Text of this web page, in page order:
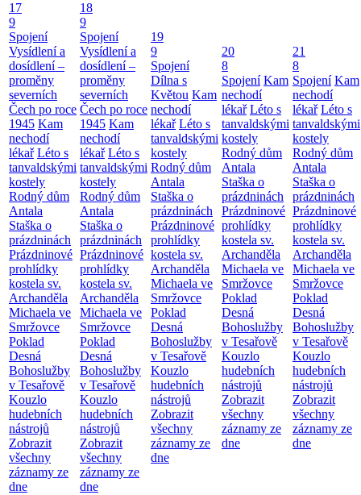
17
9
Spojení
Vysídlení a
dosídlení –
proměny
severních
Čech po roce
1945 Kam
nechodí
lékař Léto s
tanvaldskými
kostely
Rodný dům
Antala
Staška o
prázdninách
Prázdninové
prohlídky
kostela sv.
Archanděla
Michaela ve
Smržovce
Poklad
Desná
Bohoslužby
v Tesařově
Kouzlo
hudebních
nástrojů
Zobrazit
všechny
záznamy ze
dne
18
9
Spojení
Vysídlení a
dosídlení –
proměny
severních
Čech po roce
1945 Kam
nechodí
lékař Léto s
tanvaldskými
kostely
Rodný dům
Antala
Staška o
prázdninách
Prázdninové
prohlídky
kostela sv.
Archanděla
Michaela ve
Smržovce
Poklad
Desná
Bohoslužby
v Tesařově
Kouzlo
hudebních
nástrojů
Zobrazit
všechny
záznamy ze
dne
19
9
Spojení
Dílna s
Květou Kam
nechodí
lékař Léto s
tanvaldskými
kostely
Rodný dům
Antala
Staška o
prázdninách
Prázdninové
prohlídky
kostela sv.
Archanděla
Michaela ve
Smržovce
Poklad
Desná
Bohoslužby
v Tesařově
Kouzlo
hudebních
nástrojů
Zobrazit
všechny
záznamy ze
dne
20
8
Spojení Kam
nechodí
lékař Léto s
tanvaldskými
kostely
Rodný dům
Antala
Staška o
prázdninách
Prázdninové
prohlídky
kostela sv.
Archanděla
Michaela ve
Smržovce
Poklad
Desná
Bohoslužby
v Tesařově
Kouzlo
hudebních
nástrojů
Zobrazit
všechny
záznamy ze
dne
21
8
Spojení Kam
nechodí
lékař Léto s
tanvaldskými
kostely
Rodný dům
Antala
Staška o
prázdninách
Prázdninové
prohlídky
kostela sv.
Archanděla
Michaela ve
Smržovce
Poklad
Desná
Bohoslužby
v Tesařově
Kouzlo
hudebních
nástrojů
Zobrazit
všechny
záznamy ze
dne